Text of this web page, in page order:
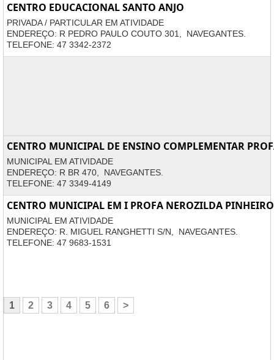
CENTRO EDUCACIONAL SANTO ANJO
PRIVADA / PARTICULAR EM ATIVIDADE
ENDEREÇO: R PEDRO PAULO COUTO 301, NAVEGANTES.
TELEFONE: 47 3342-2372
CENTRO MUNICIPAL DE ENSINO COMPLEMENTAR
MUNICIPAL EM ATIVIDADE
ENDEREÇO: R BR 470, NAVEGANTES.
TELEFONE: 47 3349-4149
CENTRO MUNICIPAL EM I PROFA NEROZILDA
MUNICIPAL EM ATIVIDADE
ENDEREÇO: R. MIGUEL RANGHETTI S/N, NAVEGANTES.
TELEFONE: 47 9683-1531
1 2 3 4 5 6 >